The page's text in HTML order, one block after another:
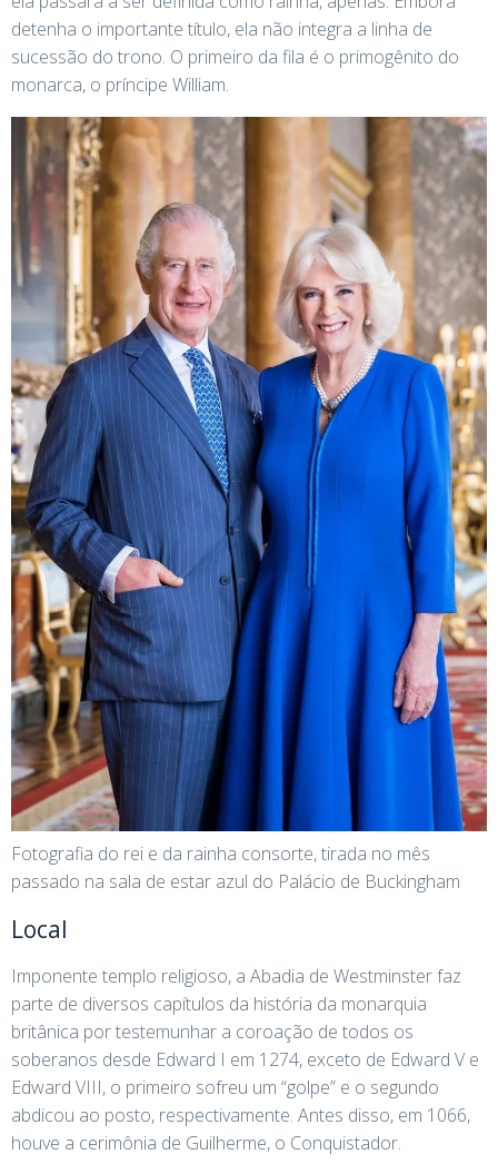
detenha o importante título, ela não integra a linha de
sucessão do trono. O primeiro da fila é o primogênito do
monarca, o príncipe William.
Fotografia do rei e da rainha consorte, tirada no mês
passado na sala de estar azul do Palácio de Buckingham
Local
Imponente templo religioso, a Abadia de Westminster faz
parte de diversos capítulos da história da monarquia
britânica por testemunhar a coroação de todos os
soberanos desde Edward I em 1274, exceto de Edward V e
Edward VIII, o primeiro sofreu um “golpe” e o segundo
abdicou ao posto, respectivamente. Antes disso, em 1066,
houve a cerimônia de Guilherme, o Conquistador.